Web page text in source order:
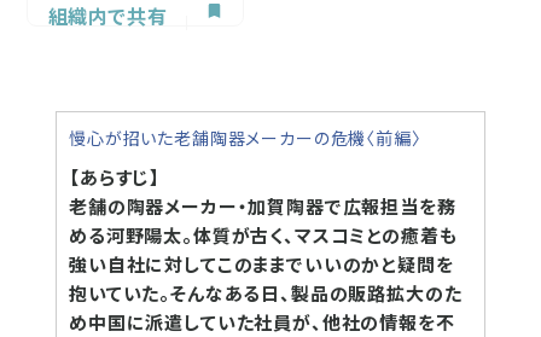
組織内で共有
慢心が招いた老舗陶器メーカーの危機〈前編〉
【あらすじ】
老舗の陶器メーカー・加賀陶器で広報担当を務
める河野陽太。体質が古く、マスコミとの癒着も
強い自社に対してこのままでいいのかと疑問を
抱いていた。そんなある日、製品の販路拡大のた
め中国に派遣していた社員が、他社の情報を不